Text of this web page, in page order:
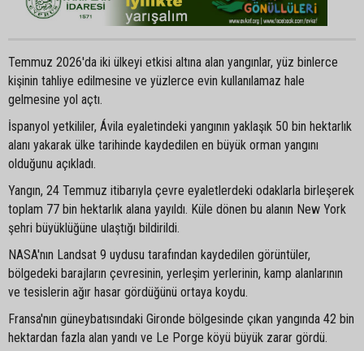
Temmuz 2026'da iki ülkeyi etkisi altına alan yangınlar, yüz binlerce
kişinin tahliye edilmesine ve yüzlerce evin kullanılamaz hale
gelmesine yol açtı.
İspanyol yetkililer, Ávila eyaletindeki yangının yaklaşık 50 bin hektarlık
alanı yakarak ülke tarihinde kaydedilen en büyük orman yangını
olduğunu açıkladı.
Yangın, 24 Temmuz itibarıyla çevre eyaletlerdeki odaklarla birleşerek
toplam 77 bin hektarlık alana yayıldı. Küle dönen bu alanın New York
şehri büyüklüğüne ulaştığı bildirildi.
NASA'nın Landsat 9 uydusu tarafından kaydedilen görüntüler,
bölgedeki barajların çevresinin, yerleşim yerlerinin, kamp alanlarının
ve tesislerin ağır hasar gördüğünü ortaya koydu.
Fransa'nın güneybatısındaki Gironde bölgesinde çıkan yangında 42 bin
hektardan fazla alan yandı ve Le Porge köyü büyük zarar gördü.